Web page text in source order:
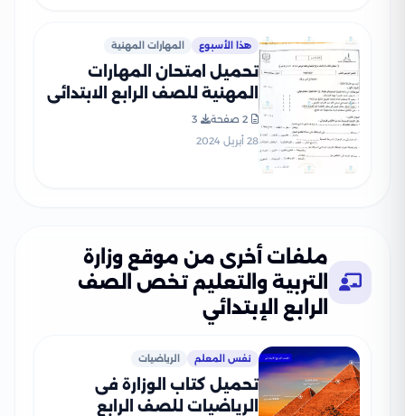
هذا الأسبوع المهارات المهنية
تحميل امتحان المهارات
المهنية للصف الرابع الابتدائي
(منطقة أسوان الأزهرية)
2 صفحة
3
28 أبريل 2024
ملفات أخرى من موقع وزارة
التربية والتعليم تخص الصف
الرابع الإبتدائي
نفس المعلم الرياضيات
تحميل كتاب الوزارة فى
الرياضيات للصف الرابع